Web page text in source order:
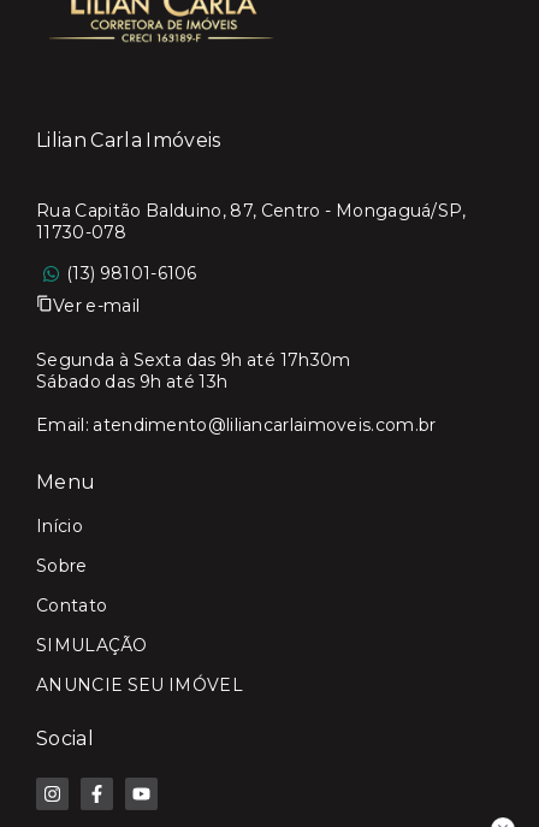
Lilian Carla Imóveis
Rua Capitão Balduino, 87, Centro - Mongaguá/SP,
11730-078
(13) 98101-6106
Ver e-mail
Segunda à Sexta das 9h até 17h30m
Sábado das 9h até 13h
Email: atendimento@liliancarlaimoveis.com.br
Menu
Início
Sobre
Contato
SIMULAÇÃO
ANUNCIE SEU IMÓVEL
Social